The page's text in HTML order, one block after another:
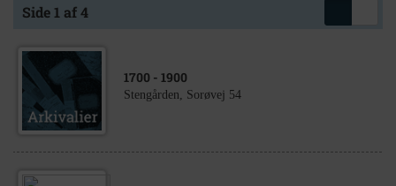
Side 1 af 4
1700 - 1900
Stengården, Sorøvej 54